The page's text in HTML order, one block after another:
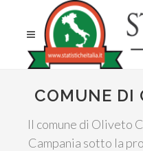
COMUNE DI
Il comune di Oliveto
Campania sotto la